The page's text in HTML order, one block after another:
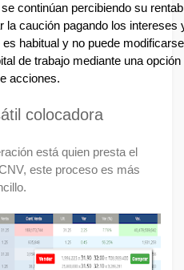
continúan percibiendo su
la caución pagando los intereses
habitual y no puede
de trabajo mediante una
acciones.
colocadora
está quien presta el
este proceso es más